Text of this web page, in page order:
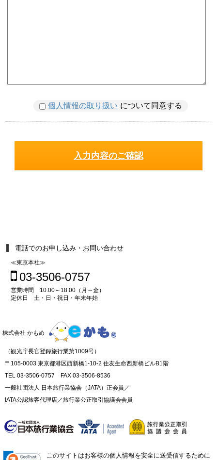
個人情報の取り扱い について同意する
電話でのお申し込み・お問い合わせ
≪東京本社≫
03-3506-0757
営業時間 10:00～18:00（月～金）
定休日 土・日・祝日・年末年始
株式会社 かもめ
（観光庁長官登録旅行業第1009号）
〒105-0003 東京都港区西新橋1-10-2 住友生命西新橋ビルB1階
TEL 03-3506-0757 FAX 03-3506-8536
一般社団法人 日本旅行業協会（JATA）正会員／
IATA公認旅客代理店／旅行業公正取引協議会会員
このサイトはお客様の個人情報を安全に送受信するために